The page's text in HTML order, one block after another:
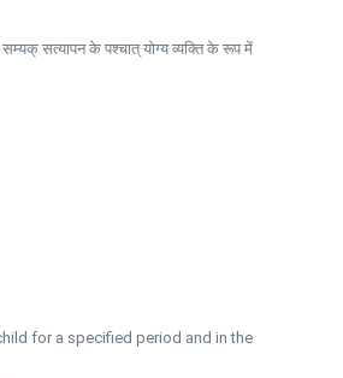
सत्यापन के पश्चात् योग्य व्यक्ति के रूप में
for a specified period and in the